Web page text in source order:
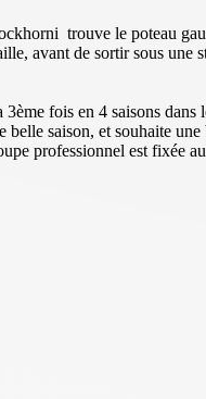
trouve le poteau
avant de sortir sous
fois en 4 saisons
saison, et souhaite
professionnel est fixée